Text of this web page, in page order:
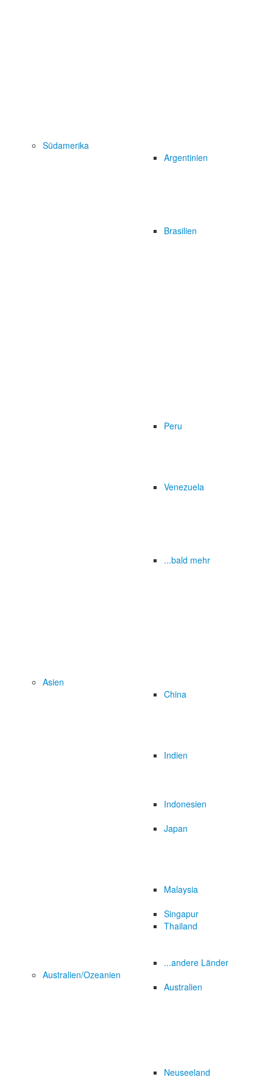
Südamerika
Argentinien
Brasilien
Peru
Venezuela
...bald mehr
Asien
China
Indien
Indonesien
Japan
Malaysia
Singapur
Thailand
...andere Länder
Australien/Ozeanien
Australien
Neuseeland